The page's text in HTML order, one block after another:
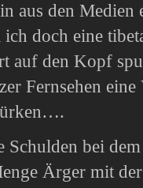
aus den Medien
doch eine
auf den Kopf
Fernsehen
Schulden bei
Ärger mit